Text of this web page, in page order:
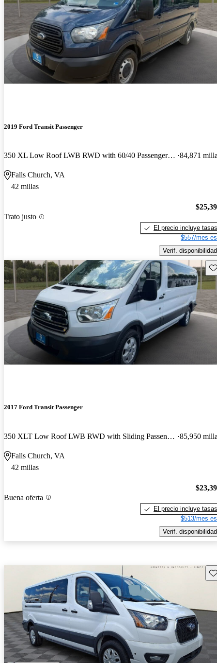
2019 Ford Transit Passenger
350 XL Low Roof LWB RWD with 60/40 Passenger-Side Doors 84,871
Falls Church, VA
42 millas
Trato justo
El precio incluye tasas
$557/mes
Verif. disponibilidad
2017 Ford Transit Passenger
350 XLT Low Roof LWB RWD with Sliding Passenger-Side Door 85,950
Falls Church, VA
42 millas
Buena oferta
El precio incluye tasas
$513/mes
Verif. disponibilidad